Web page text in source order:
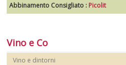
Abbinamento Consigliato : Picolit
Vino e Co
Vino e dintorni